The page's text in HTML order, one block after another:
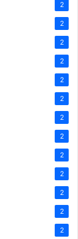
2
2
2
2
2
2
2
2
2
2
2
2
2